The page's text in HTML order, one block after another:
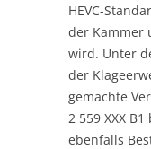
HEVC-
der Kammer
wird. Unter
der
gemachte
2 559 XXX
ebenfalls